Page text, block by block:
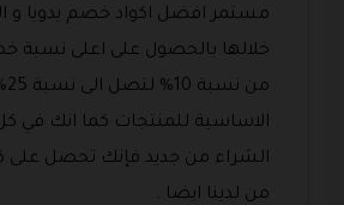
مستمر افضل اكواد خصم يدويا و
خلالها بالحصول على اعلى نسبة
الاساسية للمنتجات كما انك في
الشراء من جديد فإنك تحصل على
من لدينا ايضا .